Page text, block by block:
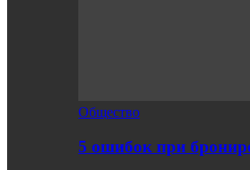
Общество
5 ошибок при